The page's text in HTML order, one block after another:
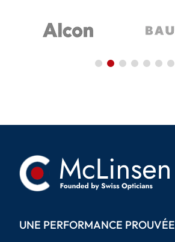
UNE PERFORMANCE PROUVÉE